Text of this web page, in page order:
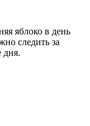
яблоко в день
следить за
дня.